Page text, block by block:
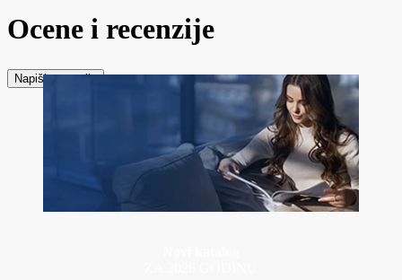
Ocene i recenzije
Napiši recenziju